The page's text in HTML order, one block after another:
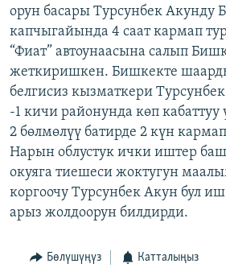
орун басары Турсунбек Акунду
капчыгайында 4 саат кармап
“Фиат” автоунаасына салып
жеткиришкен. Бишкекте
белгисиз кызматкери
-1 кичи районунда көп
2 бөлмөлүү батирде 2 күн
Нарын облустук ички иштер
окуяга тиешеси жоктугун
коргоочу Турсунбек Акун бул
арыз жолдоорун билдирди.
Бөлүшүңүз Катталыңыз